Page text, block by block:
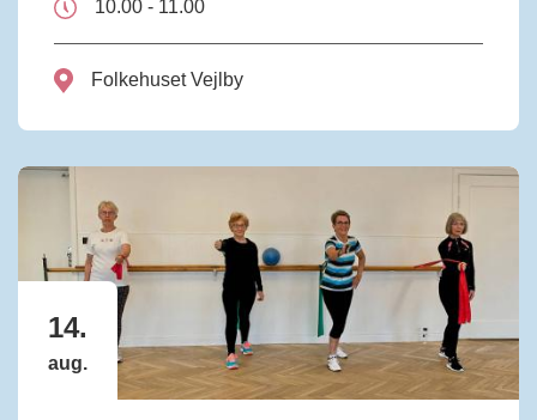
10.00 - 11.00
Folkehuset Vejlby
14.
aug.